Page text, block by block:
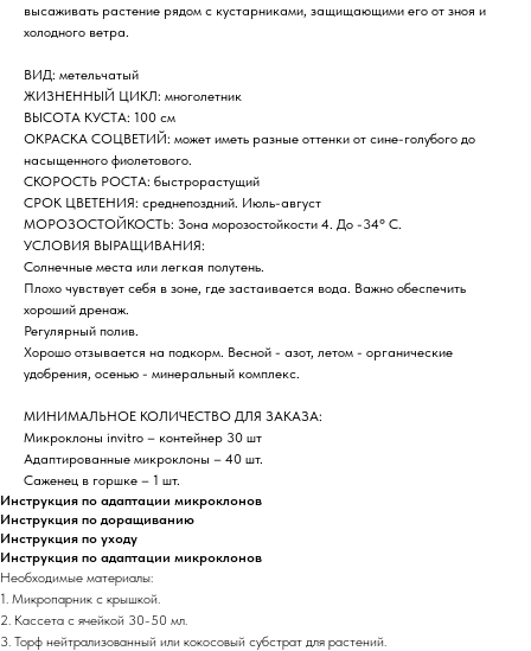
высаживать растение рядом с кустарниками, защищающими его от зноя и
холодного ветра.
ВИД: метельчатый
ЖИЗНЕННЫЙ ЦИКЛ: многолетник
ВЫСОТА КУСТА: 100 см
ОКРАСКА СОЦВЕТИЙ: может иметь разные оттенки от сине-голубого до
насыщенного фиолетового.
СКОРОСТЬ РОСТА: быстрорастущий
СРОК ЦВЕТЕНИЯ: среднепоздний. Июль-август
МОРОЗОСТОЙКОСТЬ: Зона морозостойкости 4. До -34° C.
УСЛОВИЯ ВЫРАЩИВАНИЯ:
Солнечные места или легкая полутень.
Плохо чувствует себя в зоне, где застаивается вода. Важно обеспечить
хороший дренаж.
Регулярный полив.
Хорошо отзывается на подкорм. Весной - азот, летом - органические
удобрения, осенью - минеральный комплекс.
МИНИМАЛЬНОЕ КОЛИЧЕСТВО ДЛЯ ЗАКАЗА:
Микроклоны invitro – контейнер 30 шт
Адаптированные микроклоны – 40 шт.
Саженец в горшке – 1 шт.
Инструкция по адаптации микроклонов
Инструкция по доращиванию
Инструкция по уходу
Инструкция по адаптации микроклонов
Необходимые материалы:
1. Микропарник с крышкой.
2. Кассета с ячейкой 30-50 мл.
3. Торф нейтрализованный или кокосовый субстрат для растений.